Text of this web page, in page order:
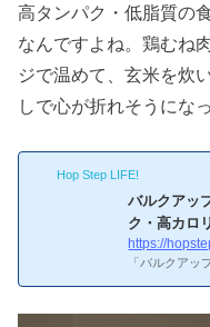
高タンパク・低脂質の
なんですよね。鶏むね
ジで温めて、玄米を炊
しで心が折れそうにな
Hop Step LIFE!
バルクアッ
ク・高カロ
https://
「バルクアッ
す。毎日鶏む